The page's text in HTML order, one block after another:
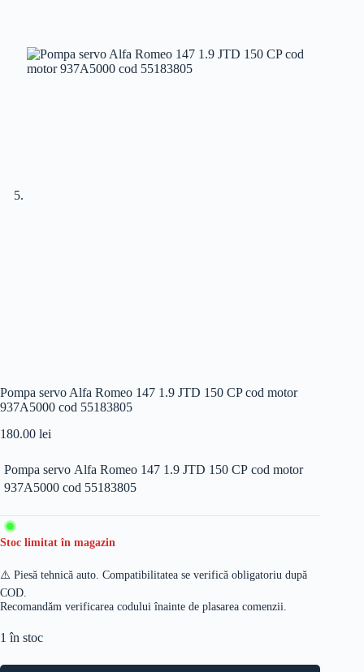
Pompa servo Alfa Romeo 147 1.9 JTD 150 CP cod motor
937A5000 cod 55183805
180.00 lei
Pompa servo Alfa Romeo 147 1.9 JTD 150 CP cod motor
937A5000 cod 55183805
Stoc limitat în magazin
⚠️ Piesă tehnică auto. Compatibilitatea se verifică obligatoriu după
COD.
Recomandăm verificarea codului înainte de plasarea comenzii.
1 în stoc